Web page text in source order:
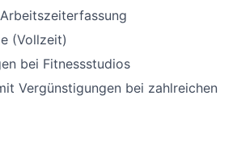
(Vollzeit)
bei Fitnessstudios
Vergünstigungen bei zahlreichen